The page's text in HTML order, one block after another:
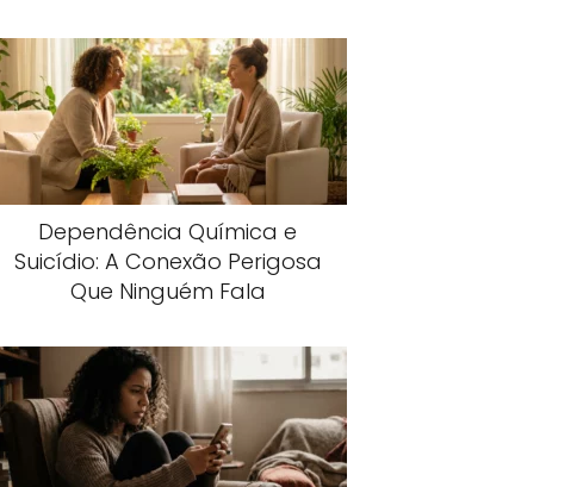
Dependência Química e
Suicídio: A Conexão Perigosa
Que Ninguém Fala